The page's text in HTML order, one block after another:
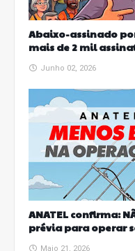
Abaixo-assinado
mais de 2 mil
Junho 02, 2026
ANATEL confirma:
prévia para operar
Maio 21, 2026